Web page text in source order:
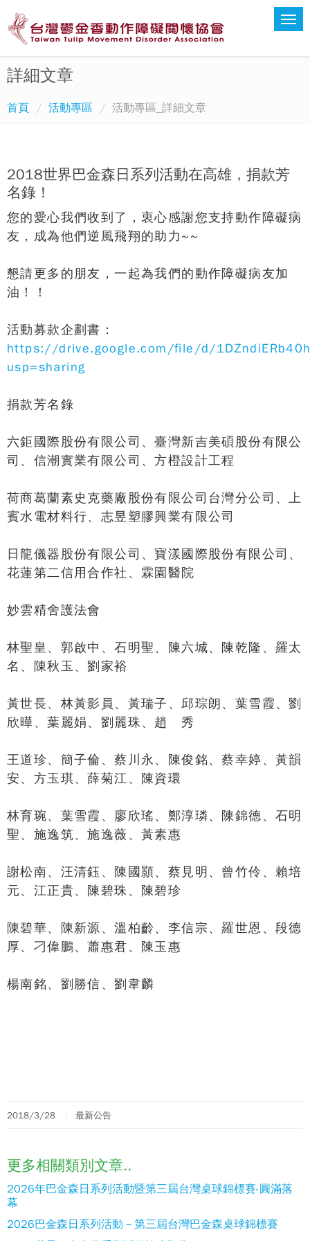
詳細文章
首頁 活動專區 活動專區_詳細文章
2018世界巴金森日系列活動在高雄，捐款芳
名錄！
您的愛心我們收到了，衷心感謝您支持動作障礙病
友 ，成為他們逆風飛翔的助力~~
懇請更多的朋友，一起為我們的動作障礙病友加
油！！
活動募款企劃書：
https://drive.google.com/file/d/
usp=sharing
捐款芳名錄
六鉅國際股份有限公司、臺灣新吉美碩股份有限公
司、信潮實業有限公司、方橙設計工程
荷商葛蘭素史克藥廠股份有限公司台灣分公司、上
賓水電材料行、志昱塑膠興業有限公司
日龍儀器股份有限公司、寶漾國際股份有限公司、
花蓮第二信用合作社、霖園醫院
妙雲精舍護法會
林聖皇、郭啟中、石明聖、陳六城、 陳乾隆、羅太
名、陳秋玉、劉家裕
黃世長、林黃影員、黃瑞子、邱琮朗、葉雪霞、劉
欣曄、葉麗娟、劉麗珠、 趙 秀
王道珍、簡子倫、蔡川永、陳俊銘、蔡幸婷、黃韻
安、方玉琪、薛菊江、陳資環
林育琬、葉雪霞、廖欣瑤、鄭淳璘、陳錦德、石明
聖、施逸筑、施逸薇、黃素惠
謝松南、汪清鈺、陳國顥、蔡見明、曾竹伶、賴培
元、江正貴、陳碧珠、陳碧珍
陳碧華、陳新源、溫柏齡、李信宗、羅世恩、段德
厚、刁偉鵬、蕭惠君、陳玉惠
楊南銘、劉勝信、劉韋麟
2018/3/28 最新公告
更多相關類別文章..
2026年巴金森日系列活動暨第三屆台灣桌球錦標賽-圓滿落
幕
2026巴金森日系列活動－第三屆台灣巴金森桌球錦標賽